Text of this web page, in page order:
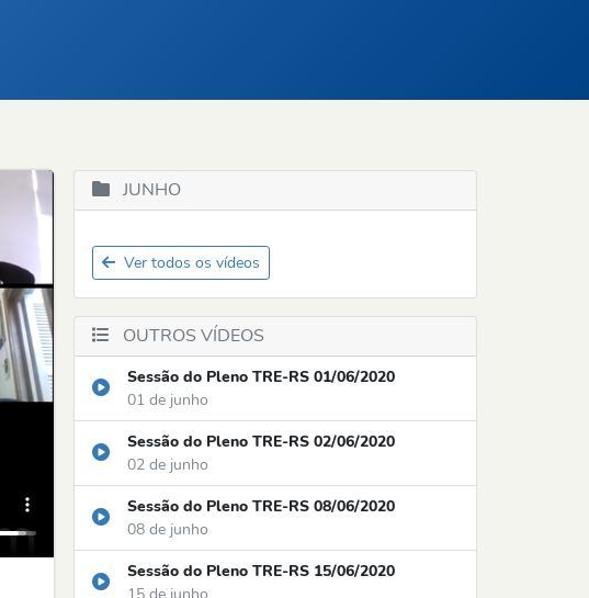
JUNHO
Ver todos os vídeos
OUTROS VÍDEOS
Sessão do Pleno TRE-RS 01/06/2020
01 de junho
Sessão do Pleno TRE-RS 02/06/2020
02 de junho
Sessão do Pleno TRE-RS 08/06/2020
08 de junho
Sessão do Pleno TRE-RS 15/06/2020
15 de junho